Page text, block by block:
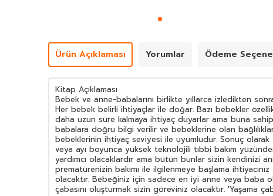
Ürün Açıklaması Yorumlar Ödeme
Kitap Açıklaması
Bebek ve anne-babalarını birlikte yıllarca izledikten
Her bebek belirli ihtiyaçlar ile doğar. Bazı bebekler
daha uzun süre kalmaya ihtiyaç duyarlar ama buna
babalara doğru bilgi verilir ve bebeklerine olan
bebeklerinin ihtiyaç seviyesi ile uyumludur. Sonuç
veya ayı boyunca yüksek teknolojili tıbbi bakım
yardımcı olacaklardır ama bütün bunlar sizin kendinizi
prematürenizin bakımı ile ilgilenmeye başlama
olacaktır. Bebeğiniz için sadece en iyi anne veya baba
çabasını oluşturmak sizin göreviniz olacaktır. 'Yaşama